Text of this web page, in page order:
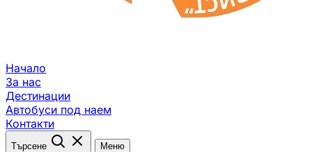
Начало
За нас
Дестинации
Автобуси под наем
Контакти
Търсене Меню